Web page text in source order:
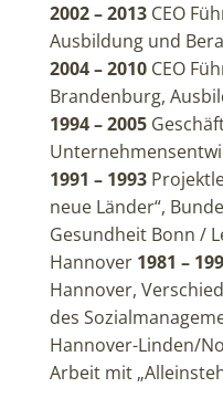
2002 – 2013CEO
Ausbildung und
2004 – 2010CEO
Brandenburg,
1994 – 2005
1991 – 1993
neue Länder“,
Gesundheit Bonn /
Hannover 1981 –
Hannover,
des
Hannover-Linden/
Arbeit mit